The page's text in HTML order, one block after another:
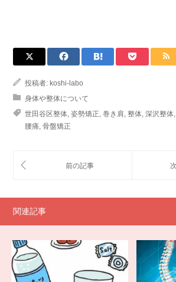
投稿者: koshi-labo
身体や整体について
世田谷区整体, 姿勢矯正, 巻き肩, 整体, 深沢整体,
腰痛, 骨盤矯正
関連記事